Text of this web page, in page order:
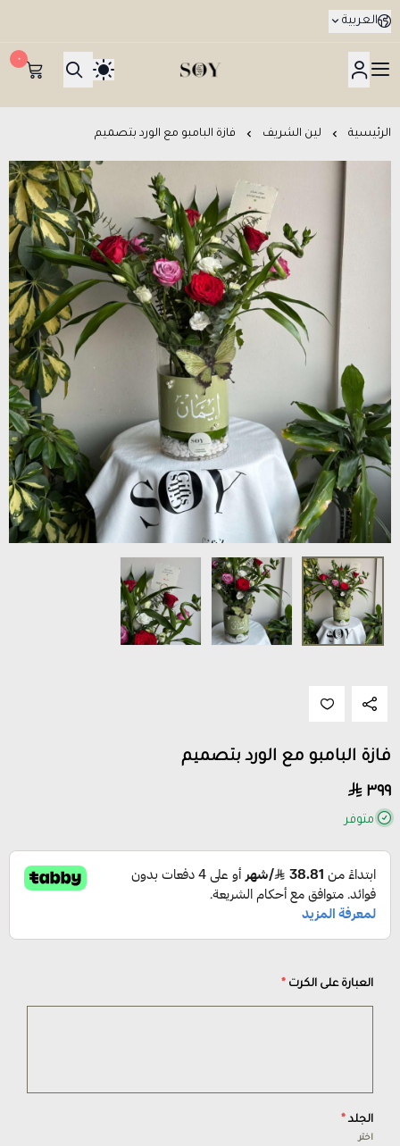
العربية
هدايا جدة SOY Gifts بتوصيل في نفس اليوم
٠
الرئيسية لين الشريف فازة البامبو مع الورد بتصميم
فازة البامبو مع الورد بتصميم
٣٩٩
متوفر
العبارة على الكرت *
الجلد*
اختر